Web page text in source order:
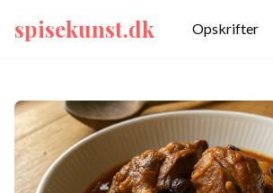
spisekunst.dk Opskrifter